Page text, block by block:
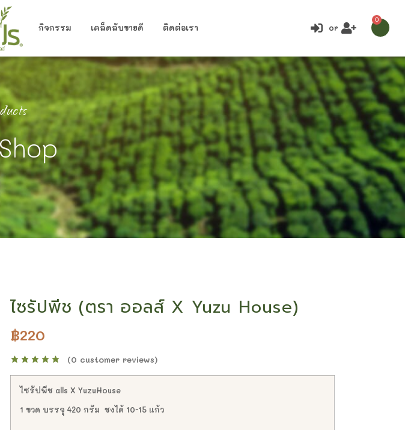
กิจกรรม เคล็ดลับขายดี ติดต่อเรา or
0
house)
ไซรัปพีช (ตรา ออลส์ X Yuzu House)
฿220
(0 customer reviews)
ไซรัปพีช alls X YuzuHouse
1 ขวด บรรจุ 420 กรัม ชงได้ 10-15 แก้ว